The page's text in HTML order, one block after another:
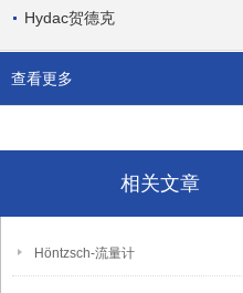
Hydac贺德克
查看更多
相关文章
Höntzsch-流量计